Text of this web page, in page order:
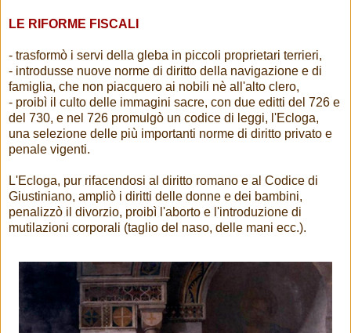
LE RIFORME FISCALI
- trasformò i servi della gleba in piccoli proprietari terrieri,
- introdusse nuove norme di diritto della navigazione e di
famiglia, che non piacquero ai nobili nè all'alto clero,
- proibì il culto delle immagini sacre, con due editti del 726 e
del 730, e nel 726 promulgò un codice di leggi, l'Ecloga,
una selezione delle più importanti norme di diritto privato e
penale vigenti.
L'Ecloga, pur rifacendosi al diritto romano e al Codice di
Giustiniano, ampliò i diritti delle donne e dei bambini,
penalizzò il divorzio, proibì l'aborto e l'introduzione di
mutilazioni corporali (taglio del naso, delle mani ecc.).